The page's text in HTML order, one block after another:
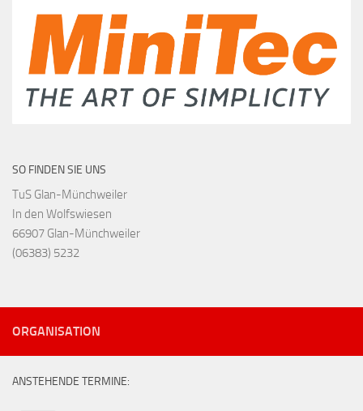
SO FINDEN SIE UNS
TuS Glan-Münchweiler
In den Wolfswiesen
66907 Glan-Münchweiler
(06383) 5232
ORGANISATION
ANSTEHENDE TERMINE: